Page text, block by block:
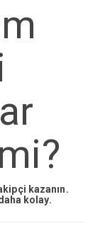
kazanın.
kolay.